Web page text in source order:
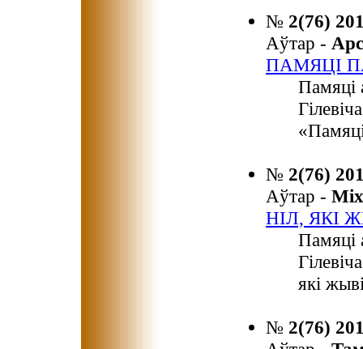
№ 2(76)
Аўтар -
ПАМЯЦІ
Памяці
№ 2(76)
Аўтар -
НІЛ, ЯКІ
Памяці
які
№ 2(76)